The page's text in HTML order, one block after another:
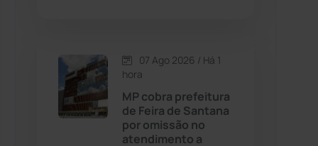
Érico Cardoso
Esportes (522)
07 Ago 2026 / Há 1
hora
MP cobra prefeitura
de Feira de Santana
por omissão no
atendimento a